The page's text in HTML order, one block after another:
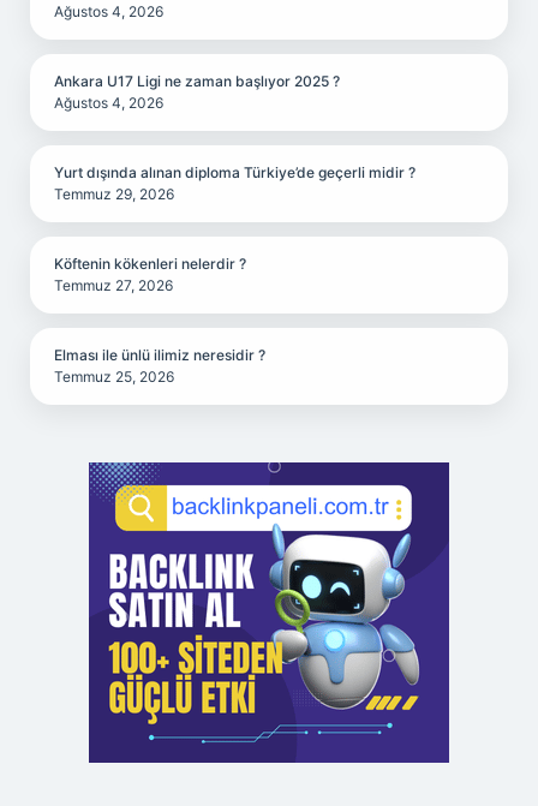
Ağustos 4, 2026
Ankara U17 Ligi ne zaman başlıyor 2025 ?
Ağustos 4, 2026
Yurt dışında alınan diploma Türkiye’de geçerli midir ?
Temmuz 29, 2026
Köftenin kökenleri nelerdir ?
Temmuz 27, 2026
Elması ile ünlü ilimiz neresidir ?
Temmuz 25, 2026